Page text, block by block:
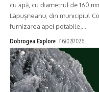
cu apă, cu diametrul de 160
Lăpușneanu, din municipiul
furnizarea apei potabile, …
Dobrogea Explore 16/07/2026